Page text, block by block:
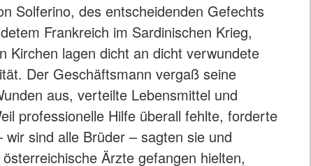
Solferino, des entscheidenden Gefechts
Frankreich im Sardinischen Krieg,
Kirchen lagen dicht an dicht verwundete
Der Geschäftsmann vergaß seine
aus, verteilte Lebensmittel und
professionelle Hilfe überall fehlte, forderte
sind alle Brüder – sagten sie und
Ärzte gefangen hielten,